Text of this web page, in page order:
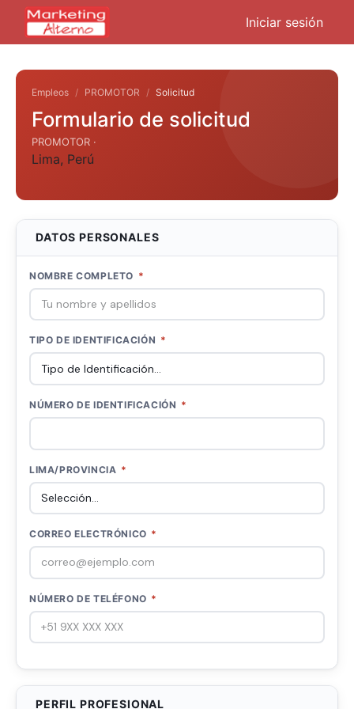
Iniciar sesión
Empleos PROMOTOR Solicitud
Formulario de solicitud
PROMOTOR ·
Lima, Perú
DATOS PERSONALES
NOMBRE COMPLETO *
TIPO DE IDENTIFICACIÓN *
NÚMERO DE IDENTIFICACIÓN *
LIMA/PROVINCIA *
CORREO ELECTRÓNICO *
NÚMERO DE TELÉFONO *
PERFIL PROFESIONAL